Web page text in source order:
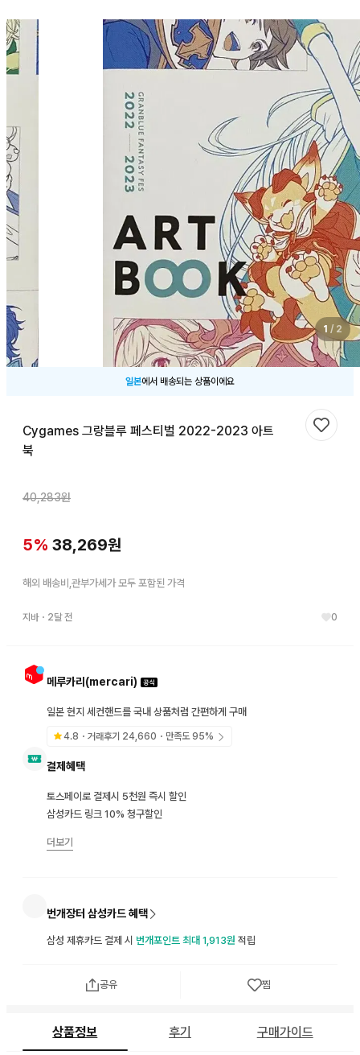
1 / 2
일본에서 배송되는 상품이에요
Cygames 그랑블루 페스티벌 2022-2023 아트
북
40,283원
5% 38,269원
해외 배송비,관부가세가 모두 포함된 가격
지바・ 2달 전 0
메루카리(mercari)
일본 현지 세컨핸드를 국내 상품처럼 간편하게 구매
4.8 ・거래후기 24,660 ・만족도95%
결제혜택
토스페이로 결제시 5천원 즉시 할인
삼성카드 링크 10% 청구할인
더보기
번개장터 삼성카드 혜택
삼성 제휴카드 결제 시 번개포인트 최대 1,913원 적립
찜하기
공유 찜
상품정보 후기 구매가이드